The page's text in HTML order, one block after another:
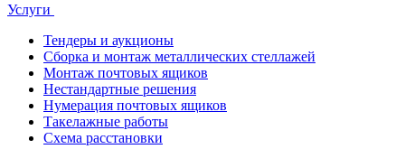
Услуги
Тендеры и аукционы
Сборка и монтаж металлических стеллажей
Монтаж почтовых ящиков
Нестандартные решения
Нумерация почтовых ящиков
Такелажные работы
Схема расстановки